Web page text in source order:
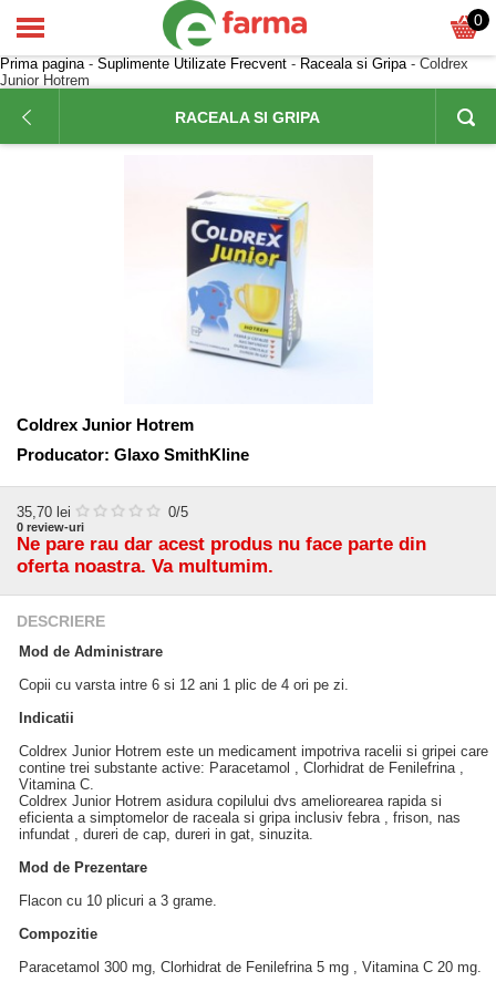
0
Prima pagina- Suplimente Utilizate Frecvent - Raceala si Gripa- Coldrex
Junior Hotrem
RACEALA SI GRIPA
Coldrex Junior Hotrem
Producator: Glaxo SmithKline
35,70 lei 0/5
0 review-uri
Ne pare rau dar acest produs nu face parte din
oferta noastra. Va multumim.
DESCRIERE
Mod de Administrare
Copii cu varsta intre 6 si 12 ani 1 plic de 4 ori pe zi.
Indicatii
Coldrex Junior Hotrem este un medicament impotriva racelii si gripei care
contine trei substante active: Paracetamol , Clorhidrat de Fenilefrina ,
Vitamina C.
Coldrex Junior Hotrem asidura copilului dvs ameliorearea rapida si
eficienta a simptomelor de raceala si gripa inclusiv febra , frison, nas
infundat , dureri de cap, dureri in gat, sinuzita.
Mod de Prezentare
Flacon cu 10 plicuri a 3 grame.
Compozitie
Paracetamol 300 mg, Clorhidrat de Fenilefrina 5 mg , Vitamina C 20 mg.